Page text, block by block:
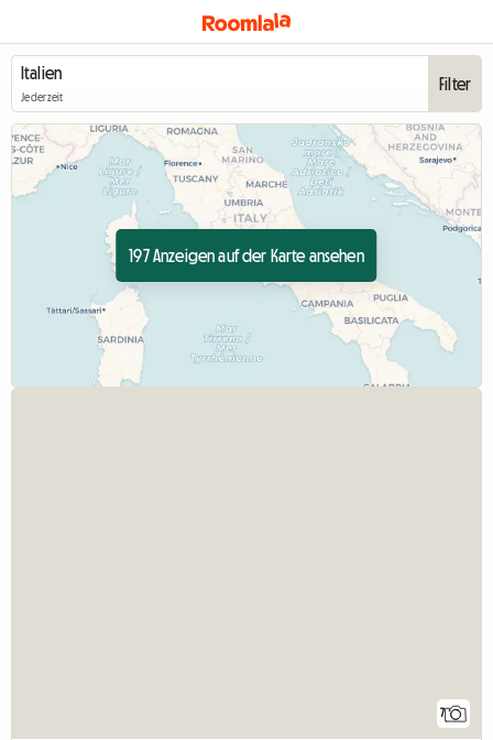
Jederzeit
Filter
197 Anzeigen auf der Karte ansehen
7